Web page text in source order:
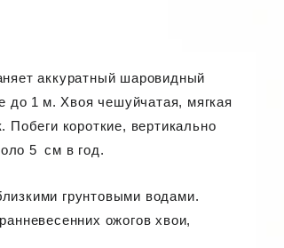
аккуратный шаровидный
до 1 м. Хвоя чешуйчатая, мягкая
короткие, вертикально
5 см в год.
грунтовыми водами.
ожогов хвои,